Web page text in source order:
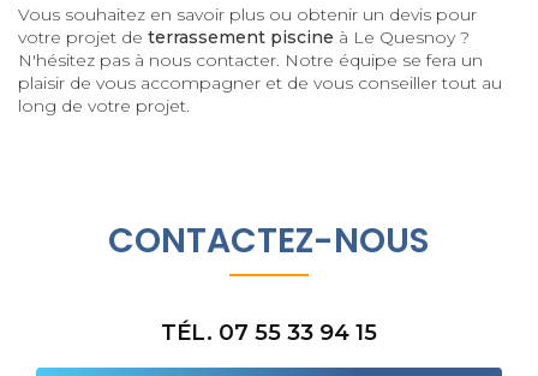
Vous souhaitez en savoir plus ou obtenir un devis pour
votre projet de terrassement piscine à Le Quesnoy ?
N'hésitez pas à nous contacter. Notre équipe se fera un
plaisir de vous accompagner et de vous conseiller tout au
long de votre projet.
CONTACTEZ-NOUS
TÉL. 07 55 33 94 15